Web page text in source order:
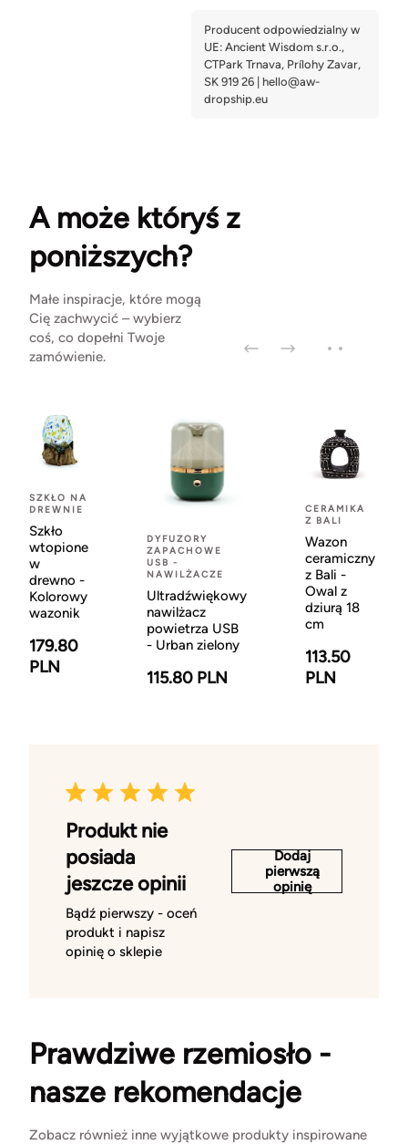
A może któryś z
poniższych?
Małe inspiracje, które mogą
Cię zachwycić – wybierz
coś, co dopełni Twoje
zamówienie.
SZKŁO NA
DREWNIE
Szkło
wtopione
w
drewno -
Kolorowy
wazonik
179.80
PLN
DYFUZORY
ZAPACHOWE
USB -
NAWILŻACZE
Ultradźwiękowy
nawilżacz
powietrza USB
- Urban zielony
115.80 PLN
CERAMIKA
Z BALI
Wazon
ceramiczny
z Bali -
Owal z
dziurą 18
cm
113.50
PLN
Produkt nie
posiada
jeszcze opinii
Bądź pierwszy - oceń
produkt i napisz
opinię o sklepie
Dodaj
pierwszą
opinię
Prawdziwe rzemiosło -
nasze rekomendacje
Zobacz również inne wyjątkowe produkty inspirowane